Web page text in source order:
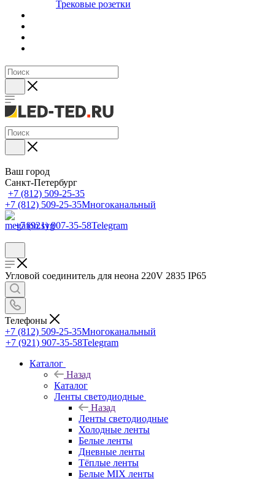
Трековые розетки
Ваш город
Санкт-Петербург
+7 (812) 509-25-35
+7 (812) 509-25-35Многоканальный
+7 (921) 907-35-58Telegram
Угловой соединитель для неона 220V 2835 IP65
Телефоны
+7 (812) 509-25-35Многоканальный
+7 (921) 907-35-58Telegram
Каталог
Назад
Каталог
Ленты светодиодные
Назад
Ленты светодиодные
Холодные ленты
Белые ленты
Дневные ленты
Тёплые ленты
Белые MIX ленты